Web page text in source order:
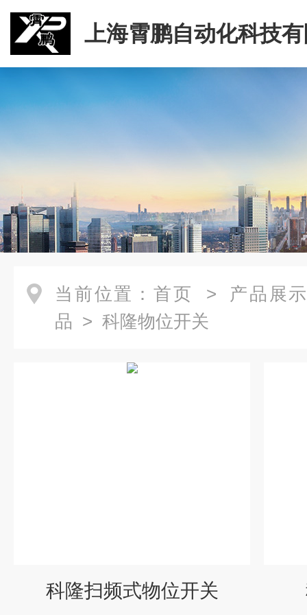
上海霄鹏自动化科技
当前位置： 首页 > 产品展
品 > 科隆物位开关
科隆扫频式物位开关